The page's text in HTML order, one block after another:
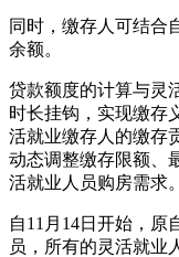
同时，缴存人可结合
余额。
贷款额度的计算与灵
时长挂钩，实现缴存
活就业缴存人的缴存
动态调整缴存限额、
活就业人员购房需求。
自11月14日开始，原
员，所有的灵活就业